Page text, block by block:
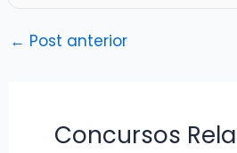
← Post anterior
Concursos